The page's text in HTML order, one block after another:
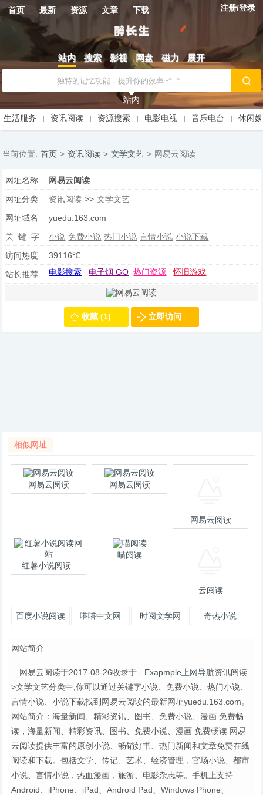
首页 最新 资源 文章 下载 注册/登录
站内 搜索 影视 网盘 磁力 展开
站内
生活服务
资讯阅读 资源搜索 电影电视 音乐电台 休闲
当前位置: 首页 > 资讯阅读 > 文学文艺 > 网易云阅读
网址名称
网易云阅读
网址分类
资讯阅读 >> 文学文艺
网址域名
yuedu.163.com
关 键 字
小说 免费小说 热门小说 言情小说 小说下载
访问热度
39116℃
站长推荐
电影搜索 电子烟 GO 热门资源 怀旧游戏
收藏 (1) 立即访问
相似网址
网易云阅读 网易云阅读
网易云阅读
红薯小说阅读..
喵阅读
云阅读
百度小说阅读
嗒嗒中文网 时阅文学网 奇热小说
网站简介
网易云阅读于2017-08-26收录于 - Exapmple上网导航资讯阅读
>文学文艺分类中,你可以通过关键字小说、免费小说、热门小说、
言情小说、小说下载找到网易云阅读的最新网址yuedu.163.com。
网站简介：海量新闻、精彩资讯、图书、免费小说、漫画 免费畅
读，海量新闻、精彩资讯、图书、免费小说、漫画 免费畅读 网易
云阅读提供丰富的原创小说、畅销好书、热门新闻和文章免费在线
阅读和下载。包括文学、传记、艺术、经济管理，官场小说、都市
小说、言情小说，热血漫画，旅游、电影杂志等。手机上支持
Android、iPhone、iPad、Android Pad、Windows Phone、